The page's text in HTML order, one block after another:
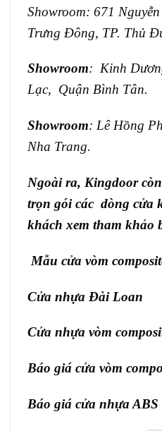
Showroom: 671
Trưng Đông, TP. Thủ
Showroom: Kinh
Lạc, Quận Bình Tân.
Showroom: Lê Hồng
Nha Trang.
Ngoài ra, Kingdoor
trọn gói các dòng cửa
khách xem tham khảo
Mẫu cửa vòm
Cửa nhựa Đài Loan
Cửa nhựa vòm
Báo giá cửa vòm
Báo giá cửa nhựa